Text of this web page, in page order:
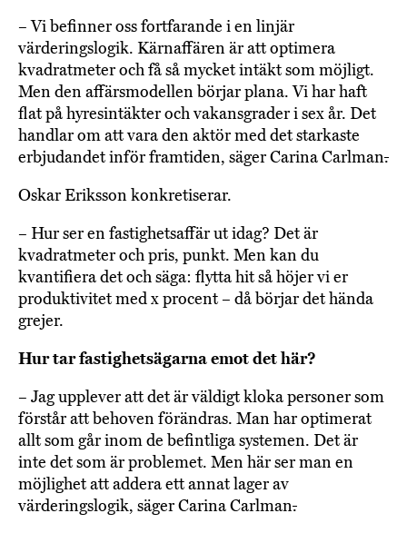
– Vi befinner oss fortfarande i en linjär
värderingslogik. Kärnaffären är att optimera
kvadratmeter och få så mycket intäkt som möjligt.
Men den affärsmodellen börjar plana. Vi har haft
flat på hyresintäkter och vakansgrader i sex år. Det
handlar om att vara den aktör med det starkaste
erbjudandet inför framtiden, säger Carina Carlman.
Oskar Eriksson konkretiserar.
– Hur ser en fastighetsaffär ut idag? Det är
kvadratmeter och pris, punkt. Men kan du
kvantifiera det och säga: flytta hit så höjer vi er
produktivitet med x procent – då börjar det hända
grejer.
Hur tar fastighetsägarna emot det här?
– Jag upplever att det är väldigt kloka personer som
förstår att behoven förändras. Man har optimerat
allt som går inom de befintliga systemen. Det är
inte det som är problemet. Men här ser man en
möjlighet att addera ett annat lager av
värderingslogik, säger Carina Carlman.